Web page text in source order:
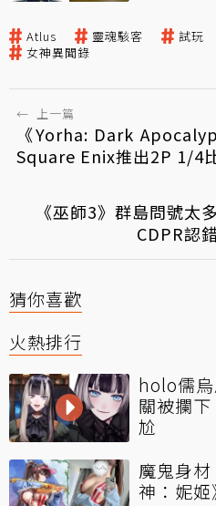
Atlus 靈魂駭客 試玩
女神異聞錄
← 上一篇
《Yorha: Dark
Square Enix推出2P 1/4
《巫師3》群島問號太
CDPR認
猜你喜歡
火熱排行
holo儒
關被攔
尬
魔鬼身
神：妮